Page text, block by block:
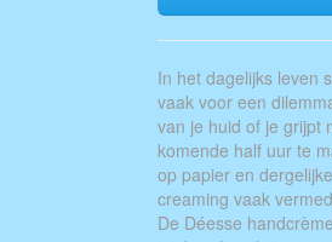
In het dagelijks leven
vaak voor een
van je huid of je grijpt
komende half uur te
op papier en
creaming vaak
De Déesse